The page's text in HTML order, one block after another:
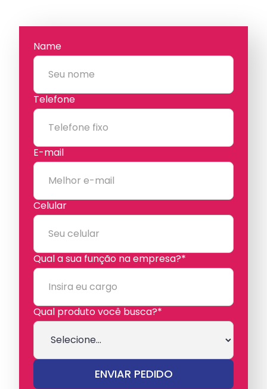
Name
Telefone
E-mail
Celular
Qual a sua função na empresa?*
Qual produto você busca?*